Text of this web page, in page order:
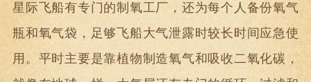
星际飞船有专门的制氧工厂，还为每个人备份氧气
瓶和氧气袋，足够飞船大气泄露时较长时间应急使
用。平时主要是靠植物制造氧气和吸收二氧化碳，